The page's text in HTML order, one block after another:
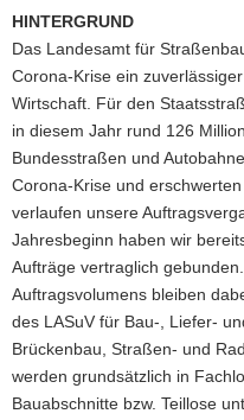
HINTERGRUND
Das Landesamt für
Corona-Krise ein
Wirtschaft. Für den
in diesem Jahr rund 126
Bundesstraßen und
Corona-Krise und
verlaufen unsere
Jahresbeginn haben wir
Aufträge vertraglich
Auftragsvolumens bleiben
des LASuV für Bau-, Liefer-
Brückenbau, Straßen- und
werden grundsätzlich in
Bauabschnitte bzw. Teillose